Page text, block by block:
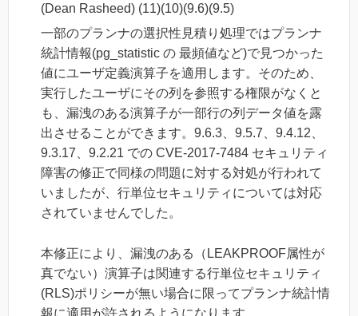
(Dean Rasheed) (11)(10)(9.6)(9.5)
一部のプランナの選択性見積り処理ではプランナ
統計情報(pg_statistic の 最頻値など)で見つかった
値にユーザ定義演算子を適用します。そのため、
実行したユーザにその列を参照する権限がなくと
も、漏洩のある演算子が一部行の列データ値を露
出させることができます。9.6.3、9.5.7、9.4.12、
9.3.17、9.2.21 での CVE-2017-7484 セキュリティ
障害の修正で同様の問題に対する対処が行われて
いましたが、行単位セキュリティについては対応
されていませんでした。
本修正により、漏洩のある（LEAKPROOF属性が
真でない）演算子は関連する行単位セキュリティ
(RLS)ポリシーが無い場合に限ってプランナ統計情
報に適用が許されるようになります。